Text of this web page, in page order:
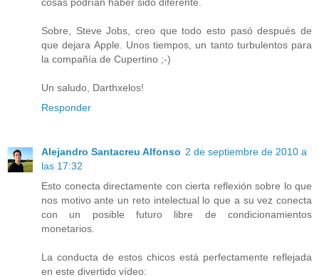
Sobre, Steve Jobs, creo que todo esto pasó después de
que dejara Apple. Unos tiempos, un tanto turbulentos para
la compañía de Cupertino ;-)
Un saludo, Darthxelos!
Responder
Alejandro Santacreu Alfonso 2 de septiembre de 2010 a
las 17:32
Esto conecta directamente con cierta reflexión sobre lo que
nos motivo ante un reto intelectual lo que a su vez conecta
con un posible futuro libre de condicionamientos
monetarios.
La conducta de estos chicos está perfectamente reflejada
en este divertido vídeo: